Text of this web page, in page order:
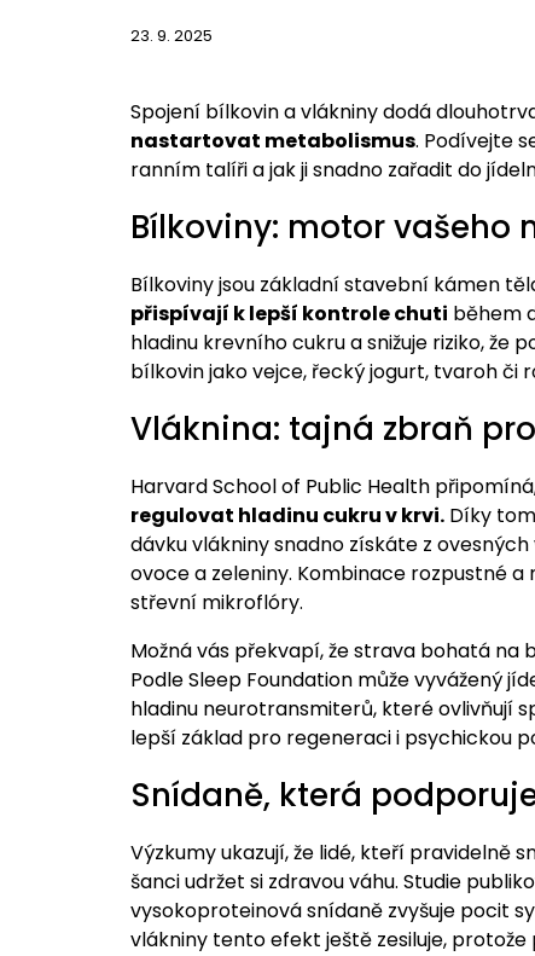
23. 9. 2025
Spojení bílkovin a vlákniny dodá
nastartovat metabolismus. Podívejte
ranním talíři a jak ji snadno zařadit do
Bílkoviny: motor vašeho
Bílkoviny jsou základní stavební kámen
přispívají k lepší kontrole chuti během
hladinu krevního cukru a snižuje riziko, že
bílkovin jako vejce, řecký jogurt, tvaroh
Vláknina: tajná zbraň
Harvard School of Public Health
regulovat hladinu cukru v krvi.Díky
dávku vlákniny snadno získáte z
ovoce a zeleniny. Kombinace rozpustné
střevní mikroflóry.
Možná vás překvapí, že strava bohatá na
Podle Sleep Foundation může vyvážený
hladinu neurotransmiterů, které ovlivňují
lepší základ pro regeneraci i psychickou
Snídaně, která
Výzkumy ukazují, že lidé, kteří pravidelně
šanci udržet si zdravou váhu. Studie
vysokoproteinová snídaně zvyšuje pocit
vlákniny tento efekt ještě zesiluje, protože